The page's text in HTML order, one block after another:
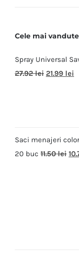
Cele mai vandute
Spray Universal
27.92lei 21.99 lei
Saci menajeri
20 buc 11.50lei